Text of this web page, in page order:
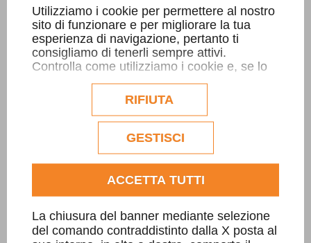
Utilizziamo i cookie per permettere al nostro
sito di funzionare e per migliorare la tua
esperienza di navigazione, pertanto ti
consigliamo di tenerli sempre attivi.
Controlla come utilizziamo i cookie e, se lo
desideri, personalizzane la configurazione.
Eventuali cookie di profilazione o
commerciali verranno utilizzati
esclusivamente previa acquisizione del
consenso dell'utente.
Consulta l'informativa cookie completa.
RIFIUTA
GESTISCI
ACCETTA TUTTI
La chiusura del banner mediante selezione
del comando contraddistinto dalla X posta al
spaccatello
SCOPRI DI PIÙ